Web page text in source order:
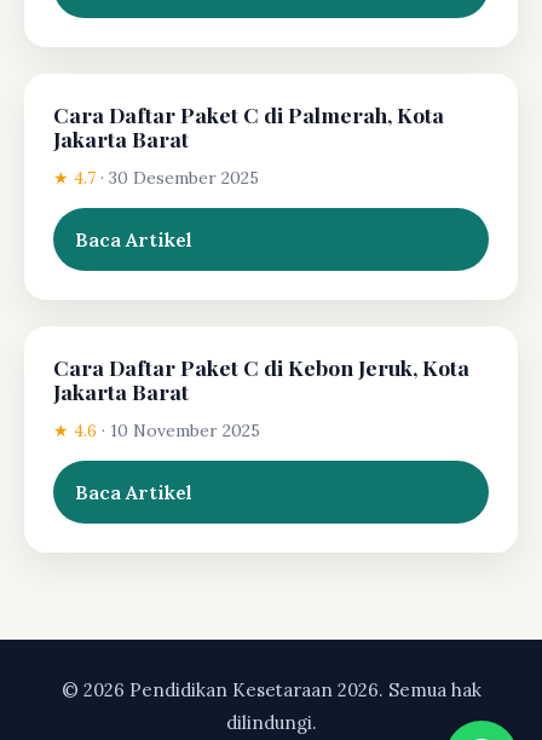
Cara Daftar Paket C di Palmerah, Kota
Jakarta Barat
★ 4.7 · 30 Desember 2025
Baca Artikel
Cara Daftar Paket C di Kebon Jeruk, Kota
Jakarta Barat
★ 4.6 · 10 November 2025
Baca Artikel
© 2026 Pendidikan Kesetaraan 2026. Semua hak
dilindungi.